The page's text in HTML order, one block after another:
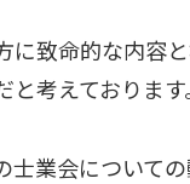
に致命的な内容
考えております
業会について